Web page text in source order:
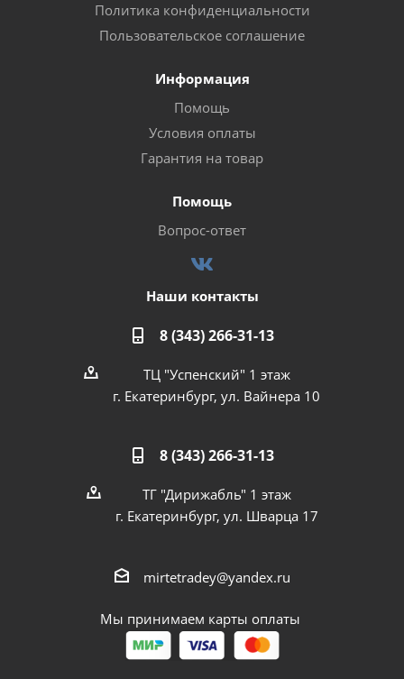
Политика конфиденциальности
Пользовательское соглашение
Информация
Помощь
Условия оплаты
Гарантия на товар
Помощь
Вопрос-ответ
Наши контакты
8 (343) 266-31-13
ТЦ "Успенский" 1 этаж
г. Екатеринбург, ул. Вайнера 10
8 (343) 266-31-13
ТГ "Дирижабль" 1 этаж
г. Екатеринбург, ул. Шварца 17
mirtetradey@yandex.ru
Мы принимаем карты оплаты